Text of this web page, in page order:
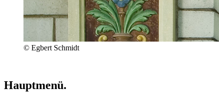
© Egbert Schmidt
Hauptmenü.